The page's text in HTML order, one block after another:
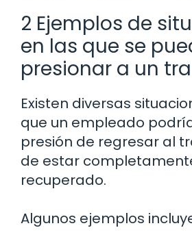
2 Ejemplos de
en las que se
presionar a un
Existen diversas
que un empleado
presión de regresar al
de estar
recuperado.
Algunos ejemplos